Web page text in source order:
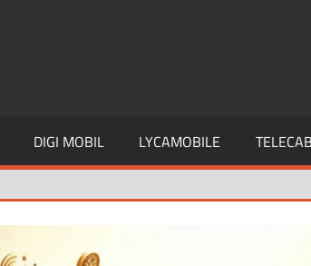
DIGI MOBIL LYCAMOBILE